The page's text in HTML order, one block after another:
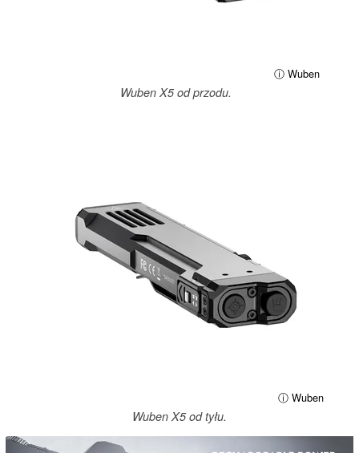
ⓘ Wuben
Wuben X5 od przodu.
ⓘ Wuben
Wuben X5 od tyłu.